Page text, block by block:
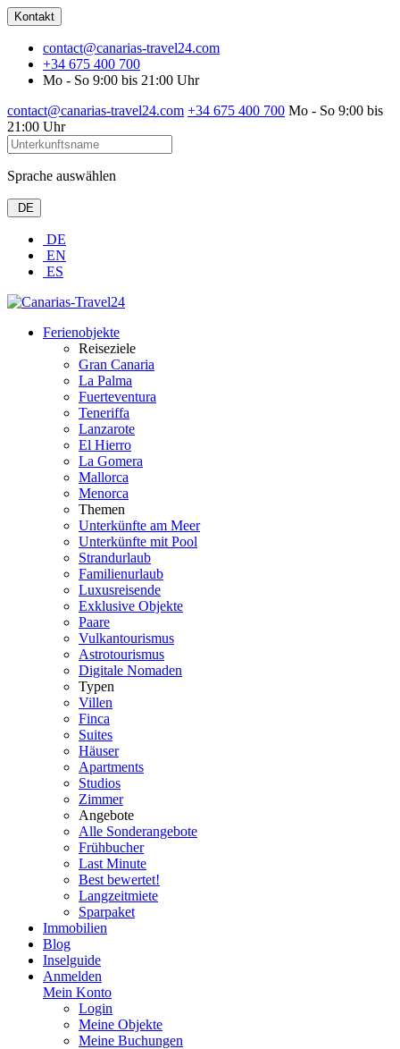
Kontakt
contact@canarias-travel24.com
+34 675 400 700
Mo - So 9:00 bis 21:00 Uhr
contact@canarias-travel24.com +34 675 400 700 Mo - So 9:00 bis
21:00 Uhr
Sprache auswählen
DE
DE
EN
ES
Ferienobjekte
Reiseziele
Gran Canaria
La Palma
Fuerteventura
Teneriffa
Lanzarote
El Hierro
La Gomera
Mallorca
Menorca
Themen
Unterkünfte am Meer
Unterkünfte mit Pool
Strandurlaub
Familienurlaub
Luxusreisende
Exklusive Objekte
Paare
Vulkantourismus
Astrotourismus
Digitale Nomaden
Typen
Villen
Finca
Suites
Häuser
Apartments
Studios
Zimmer
Angebote
Alle Sonderangebote
Frühbucher
Last Minute
Best bewertet!
Langzeitmiete
Sparpaket
Immobilien
Blog
Inselguide
Anmelden
Mein Konto
Login
Meine Objekte
Meine Buchungen